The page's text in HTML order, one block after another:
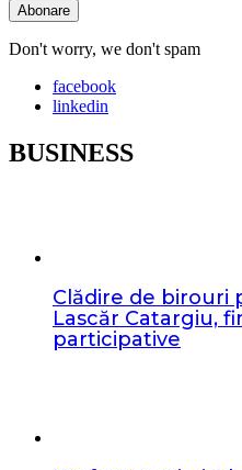
Don't worry, we don't spam
facebook
linkedin
BUSINESS
Clădire de birouri
Lascăr Catargiu,
participative